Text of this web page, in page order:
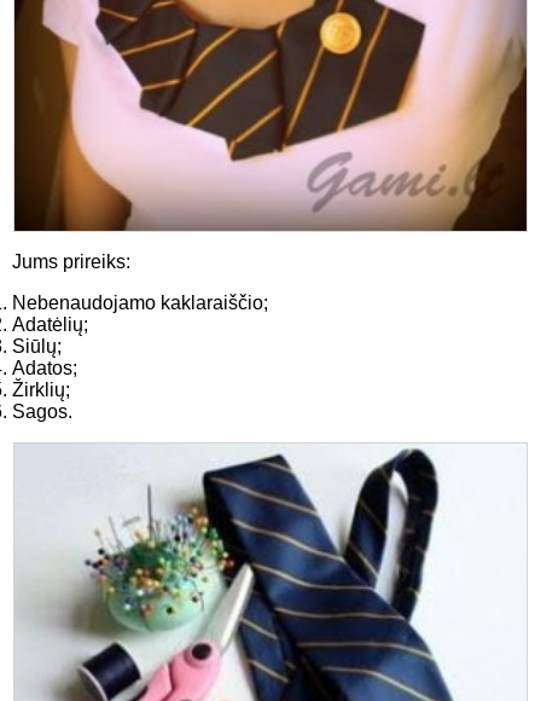
Jums prireiks:
Nebenaudojamo kaklaraiščio;
Adatėlių;
Siūlų;
Adatos;
Žirklių;
Sagos.